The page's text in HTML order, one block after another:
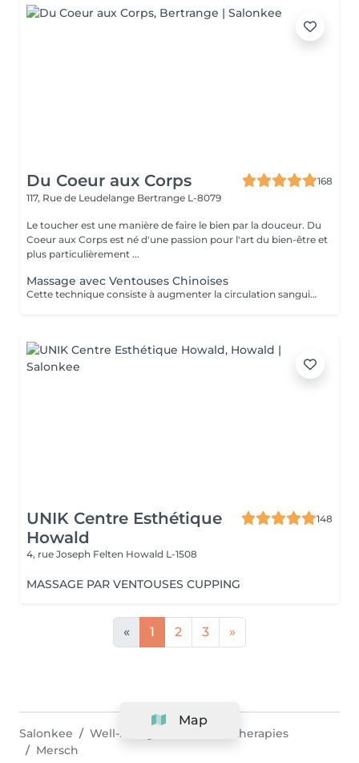
Du Coeur aux Corps
168
117, Rue de Leudelange Bertrange L-8079
Le toucher est une manière de faire le bien par la douceur. Du
Coeur aux Corps est né d'une passion pour l'art du bien-être et
plus particulièrement ...
Massage avec Ventouses Chinoises
Cette technique consiste à augmenter la circulation sanguine. L'objectif est de créer un effet de succion qui favorisera la décongestion des tissus, l'évacuation des toxines et la mobilité des tissus. Prioritairement, cette pratique s'effectue sur le dos.
UNIK Centre Esthétique
Howald
148
4, rue Joseph Felten Howald L-1508
MASSAGE PAR VENTOUSES CUPPING
« 1 2 3 »
Map
Salonkee
Well-being & alternative therapies
Mersch